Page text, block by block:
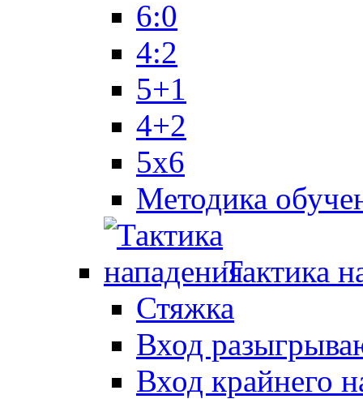
6:0
4:2
5+1
4+2
5x6
Методика
Тактика
Стяжка
Вход
Вход крайнего